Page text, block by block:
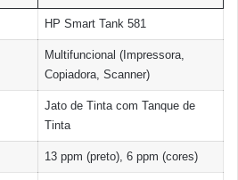
HP Smart Tank 581
Multifuncional (Impressora,
Copiadora, Scanner)
Jato de Tinta com Tanque de
Tinta
13 ppm (preto), 6 ppm (cores)